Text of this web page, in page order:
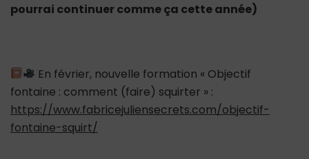
pourrai continuer comme ça cette année)
En février, nouvelle formation « Objectif
fontaine : comment (faire) squirter » :
https://www.fabricejuliensecrets.com/objectif-
fontaine-squirt/